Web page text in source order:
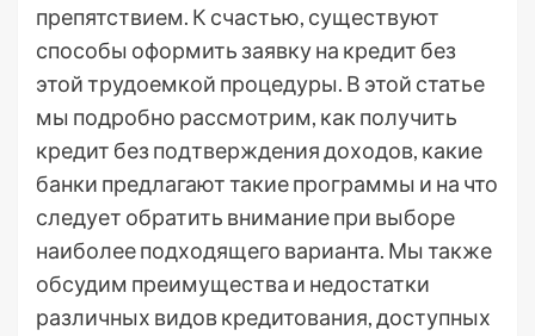
препятствием. К счастью, существуют
способы оформить заявку на кредит без
этой трудоемкой процедуры. В этой статье
мы подробно рассмотрим, как получить
кредит без подтверждения доходов, какие
банки предлагают такие программы и на что
следует обратить внимание при выборе
наиболее подходящего варианта. Мы также
обсудим преимущества и недостатки
различных видов кредитования, доступных